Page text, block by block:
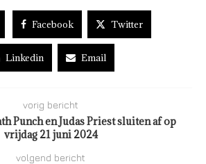
Facebook Twitter
Linkedin Email
vorig bericht
Punch en Judas Priest sluiten af op
vrijdag 21 juni 2024
volgend bericht